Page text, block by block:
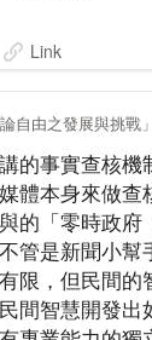
Link
自由之發展與挑戰
的事實查核機
體本身來做查
的「零時政府
管是新聞小幫
限，但民間的
間智慧開發出